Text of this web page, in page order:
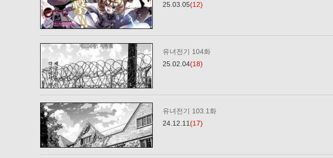
25.03.05(12)
유녀전기 104화
25.02.04(18)
유녀전기 103.1화
24.12.11(17)